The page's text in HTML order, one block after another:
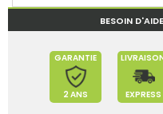
BESOIN
GARANTIE
2 ANS EXPRESS